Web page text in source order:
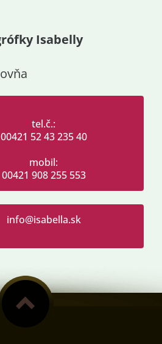
Isabelly
tel.č.:
00421 52 43 235 40
mobil:
00421 908 255 553
info@isabella.sk